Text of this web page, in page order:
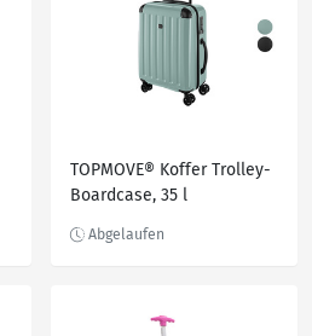
TOPMOVE® Koffer Trolley-
Boardcase, 35 l